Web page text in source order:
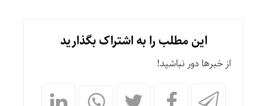
این مطلب را به اشتراک بگذارید
از خبرها دور نباشید!